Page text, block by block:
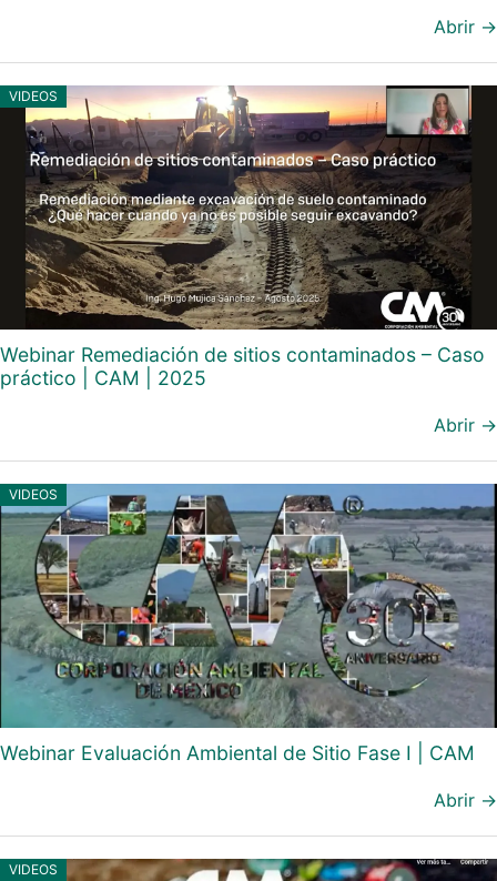
Abrir →
VIDEOS
Webinar Remediación de sitios contaminados – Caso
práctico | CAM | 2025
Abrir →
VIDEOS
Webinar Evaluación Ambiental de Sitio Fase I | CAM
Abrir →
VIDEOS